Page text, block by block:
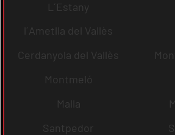
L´Estany
l´Ametlla del Vallès
Cerdanyola del Vallès
Montmeló
Malla
Santpedor